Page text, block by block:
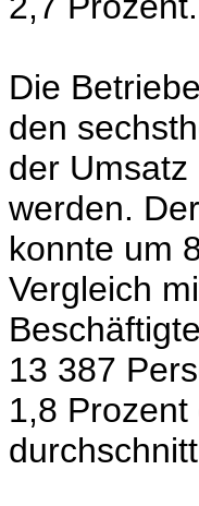
Die
den
der
werden.
konnte um
Vergleich
13 387
1,8